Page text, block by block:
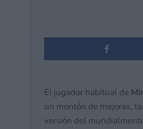
El jugador habitual de
un montón de mejoras,
versión del